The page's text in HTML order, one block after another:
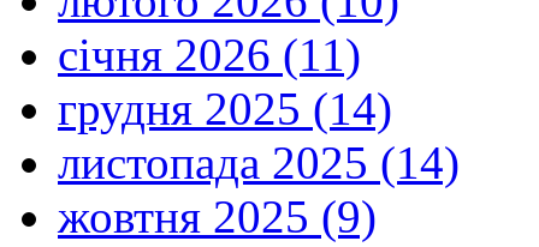
січня 2026 (11)
грудня 2025 (14)
листопада 2025 (14)
жовтня 2025 (9)